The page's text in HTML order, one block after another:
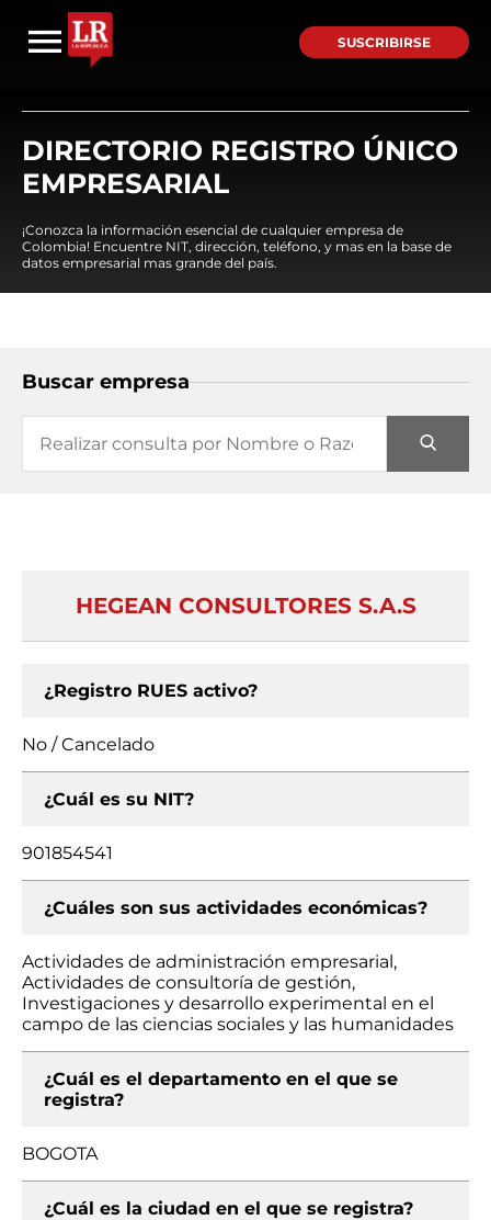
SUSCRIBIRSE
DIRECTORIO REGISTRO ÚNICO
EMPRESARIAL
¡Conozca la información esencial de cualquier empresa de
Colombia! Encuentre NIT, dirección, teléfono, y mas en la base de
datos empresarial mas grande del país.
Buscar empresa
HEGEAN CONSULTORES S.A.S
¿Registro RUES activo?
No / Cancelado
¿Cuál es su NIT?
901854541
¿Cuáles son sus actividades económicas?
Actividades de administración empresarial,
Actividades de consultoría de gestión,
Investigaciones y desarrollo experimental en el
campo de las ciencias sociales y las humanidades
¿Cuál es el departamento en el que se
registra?
BOGOTA
¿Cuál es la ciudad en el que se registra?